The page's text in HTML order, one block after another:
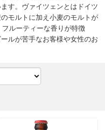
す。ヴァイツェンとはドイツ
モルトに加え小麦のモルトが
ルーティーな香りが特徴
ルが苦手なお客様や女性のお